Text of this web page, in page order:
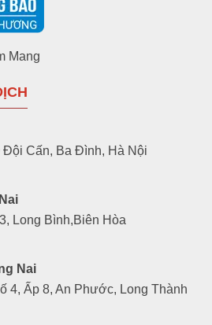
Đội Cấn, Ba Đình, Hà Nội
Long Bình,Biên Hòa
Nai
4, Ấp 8, An Phước, Long Thành